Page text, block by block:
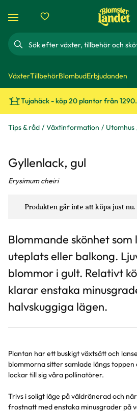
Sök
VäxterTillbehörBlombudErbjudanden
Tujahäck - köp 20 plantor från
Tips & råd Växtinformation Utomhus
Gyllenlack, gul
Erysimum cheiri
Produkten går inte att köpa just nu.
Blommande skönhet som
uteplats eller balkong.
blommor i gult. Relativt
klarar enstaka
halvskuggiga lägen.
Plantan har ett buskigt växtsätt och
blommorna sitter samlade längs toppen
lockar till sig våra pollinatörer.
Trivs i soligt läge på väldränerad och
frostnatt med enstaka minusgrader på